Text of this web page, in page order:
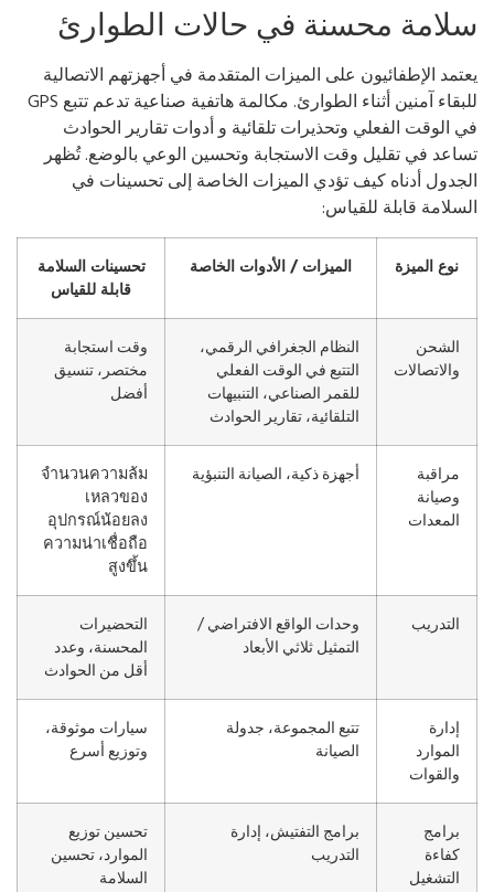
محسنة في حالات الطوارئ
الإطفائيون على الميزات المتقدمة في أجهزتهم الاتصالية
للبقاء آمنين أثناء الطوارئ. مكالمة هاتفية صناعية تدعم تتبع GPS
الوقت الفعلي وتحذيرات تلقائية و أدوات تقارير الحوادث
في تقليل وقت الاستجابة وتحسين الوعي بالوضع. تُظهر
أدناه كيف تؤدي الميزات الخاصة إلى تحسينات في
قابلة للقياس:
نوع الميزة الميزات / الأدوات الخاصة
تحسينات السلامة
قابلة للقياس
الشحن
والاتصالات
النظام الجغرافي الرقمي،
التتبع في الوقت الفعلي
للقمر الصناعي، التنبيهات
التلقائية، تقارير الحوادث
وقت استجابة
مختصر، تنسيق
أفضل
مراقبة
وصيانة
المعدات
أجهزة ذكية، الصيانة التنبؤية
จำนวนความล้ม
เหลวของ
อุปกรณ์น้อยลง
ความน่าเชื่อถือ
สูงขึ้น
التدريب
وحدات الواقع الافتراضي /
التمثيل ثلاثي الأبعاد
التحضيرات
المحسنة، وعدد
أقل من الحوادث
إدارة
الموارد
والقوات
تتبع المجموعة، جدولة
الصيانة
سيارات موثوقة،
وتوزيع أسرع
برامج
كفاءة
التشغيل
برامج التفتيش، إدارة
التدريب
تحسين توزيع
الموارد، تحسين
السلامة